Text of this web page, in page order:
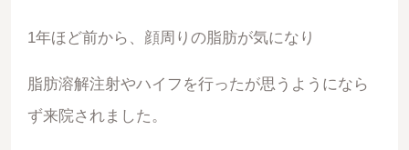
1年ほど前から、顔周りの脂肪が気になり
脂肪溶解注射やハイフを行ったが思うようになら
ず来院されました。